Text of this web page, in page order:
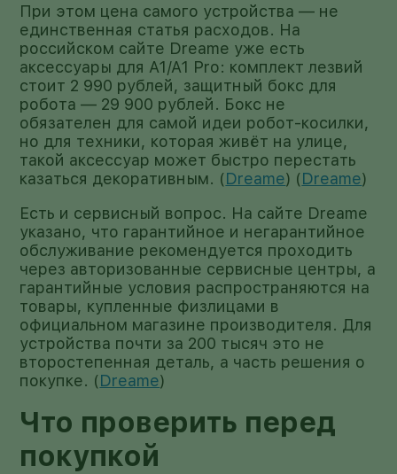
При этом цена самого устройства — не
единственная статья расходов. На
российском сайте Dreame уже есть
аксессуары для A1/A1 Pro: комплект лезвий
стоит 2 990 рублей, защитный бокс для
робота — 29 900 рублей. Бокс не
обязателен для самой идеи робот-косилки,
но для техники, которая живёт на улице,
такой аксессуар может быстро перестать
казаться декоративным. (Dreame) (Dreame)
Есть и сервисный вопрос. На сайте Dreame
указано, что гарантийное и негарантийное
обслуживание рекомендуется проходить
через авторизованные сервисные центры, а
гарантийные условия распространяются на
товары, купленные физлицами в
официальном магазине производителя. Для
устройства почти за 200 тысяч это не
второстепенная деталь, а часть решения о
покупке. (Dreame)
Что проверить перед
покупкой